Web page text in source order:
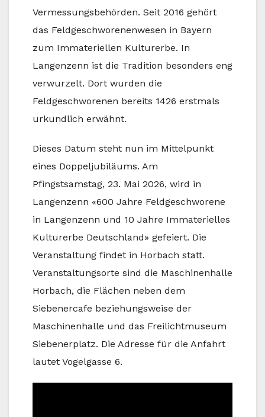
Vermessungsbehörden. Seit 2016 gehört
das Feldgeschworenenwesen in Bayern
zum Immateriellen Kulturerbe. In
Langenzenn ist die Tradition besonders eng
verwurzelt. Dort wurden die
Feldgeschworenen bereits 1426 erstmals
urkundlich erwähnt.
Dieses Datum steht nun im Mittelpunkt
eines Doppeljubiläums. Am
Pfingstsamstag, 23. Mai 2026, wird in
Langenzenn «600 Jahre Feldgeschworene
in Langenzenn und 10 Jahre Immaterielles
Kulturerbe Deutschland» gefeiert. Die
Veranstaltung findet in Horbach statt.
Veranstaltungsorte sind die Maschinenhalle
Horbach, die Flächen neben dem
Siebenercafe beziehungsweise der
Maschinenhalle und das Freilichtmuseum
Siebenerplatz. Die Adresse für die Anfahrt
lautet Vogelgasse 6.